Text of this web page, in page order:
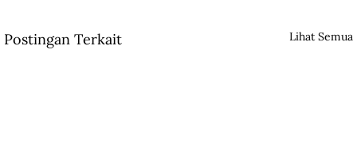
Postingan Terkait Lihat Semua